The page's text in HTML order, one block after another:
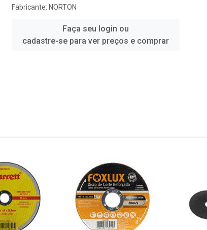
Fabricante: NORTON
Faça seu login ou
cadastre-se para ver preços e comprar